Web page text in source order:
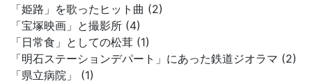
「姫路」を歌ったヒット曲 (2)
「宝塚映画」と撮影所 (4)
「日常食」としての松茸 (1)
「明石ステーションデパート」にあった鉄道ジオラマ (2)
「県立病院」 (1)